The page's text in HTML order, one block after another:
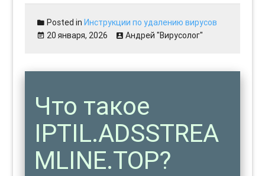
Posted inИнструкции по удалению вирусов
20 января, 2026
Андрей "Вирусолог"
Что такое
IPTIL.ADSSTREA
MLINE.TOP?